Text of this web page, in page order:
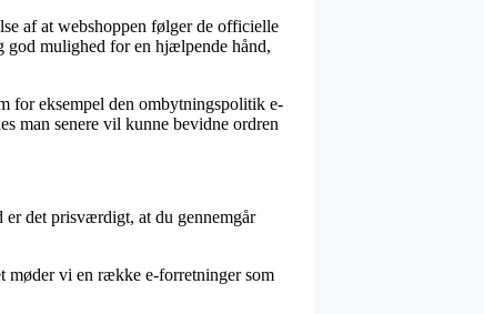
af at webshoppen følger de officielle
god mulighed for en hjælpende hånd,
for eksempel den ombytningspolitik e-
man senere vil kunne bevidne ordren
er det prisværdigt, at du gennemgår
møder vi en række e-forretninger som